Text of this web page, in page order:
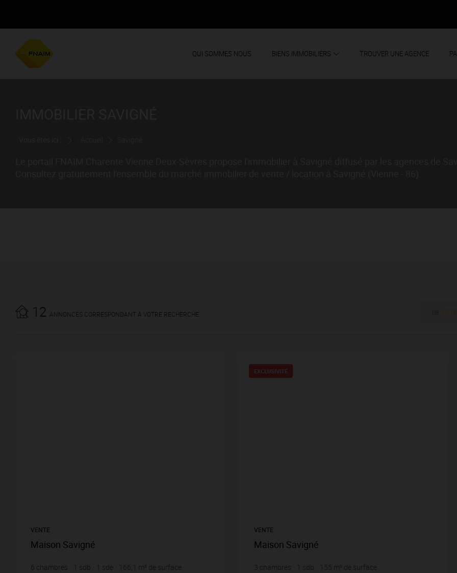
QUI SOMMES NOUS BIENS IMMOBILIERS TROUVER UNE AGENCE
12 ANNONCES CORRESPONDANT À VOTRE RECHERCHE. LISTE
VENTE
Maison Savigné
6 chambres sdb sde 166,1
m² de surface
EXCLUSIVITÉ
VENTE
Maison Savigné
3 chambres sdb 155 m² de surface